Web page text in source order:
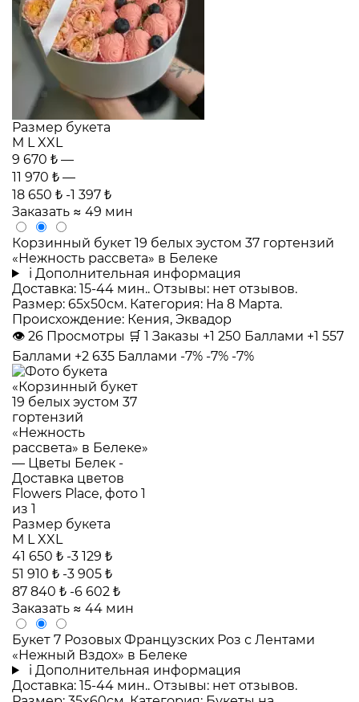
Размер букета
M L XXL
9 670 ₺ —
11 970 ₺ —
18 650 ₺ -1 397 ₺
Заказать ≈ 49 мин
Корзинный букет 19 белых эустом 37 гортензий
«Нежность рассвета» в Белеке
i Дополнительная информация
Доставка: 15-44 мин.. Отзывы: нет отзывов.
Размер: 65x50см. Категория: На 8 Марта.
Происхождение: Кения, Эквадор
👁 26 Просмотры 🛒 1 Заказы +1 250 Баллами +1 557
Баллами +2 635 Баллами -7% -7% -7%
Размер букета
M L XXL
41 650 ₺ -3 129 ₺
51 910 ₺ -3 905 ₺
87 840 ₺ -6 602 ₺
Заказать ≈ 44 мин
Букет 7 Розовых Французских Роз с Лентами
«Нежный Вздох» в Белеке
i Дополнительная информация
Доставка: 15-44 мин.. Отзывы: нет отзывов.